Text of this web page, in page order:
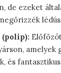
de ezeket
(polip):
amelyek
és